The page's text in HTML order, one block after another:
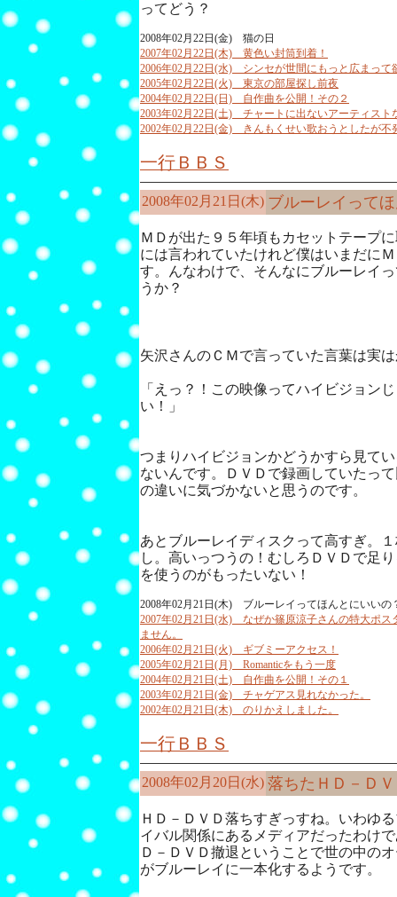
ってどう？
2008年02月22日(金) 猫の日
2007年02月22日(木) 黄色い封筒到着！
2006年02月22日(水) シンセが世間にもっと広まって
2005年02月22日(火) 東京の部屋探し前夜
2004年02月22日(日) 自作曲を公開！その２
2003年02月22日(土) チャートに出ないアーティスト
2002年02月22日(金) きんもくせい歌おうとしたが不
一行ＢＢＳ
2008年02月21日(木) ブルーレイって
ＭＤが出た９５年頃もカセットテープ
には言われていたけれど僕はいまだに
す。んなわけで、そんなにブルーレイ
うか？
矢沢さんのＣＭで言っていた言葉は実
「えっ？！この映像ってハイビジョン
い！」
つまりハイビジョンかどうかすら見て
ないんです。ＤＶＤで録画していたっ
の違いに気づかないと思うのです。
あとブルーレイディスクって高すぎ。
し。高いっつうの！むしろＤＶＤで足
を使うのがもったいない！
2008年02月21日(木) ブルーレイってほんとにいいの
2007年02月21日(水) なぜか篠原涼子さんの特大ポス
ません。
2006年02月21日(火) ギブミーアクセス！
2005年02月21日(月) Romanticをもう一度
2004年02月21日(土) 自作曲を公開！その１
2003年02月21日(金) チャゲアス見れなかった。
2002年02月21日(木) のりかえしました。
一行ＢＢＳ
2008年02月20日(水) 落ちたＨＤ－Ｄ
ＨＤ－ＤＶＤ落ちすぎっすね。いわゆ
イバル関係にあるメディアだったわけ
Ｄ－ＤＶＤ撤退ということで世の中の
がブルーレイに一本化するようです。